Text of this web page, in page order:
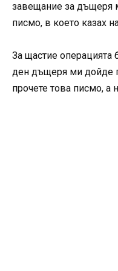
завещание за дъщеря
писмо, в което казах
За щастие
ден дъщеря ми дойде
прочете това писмо, а